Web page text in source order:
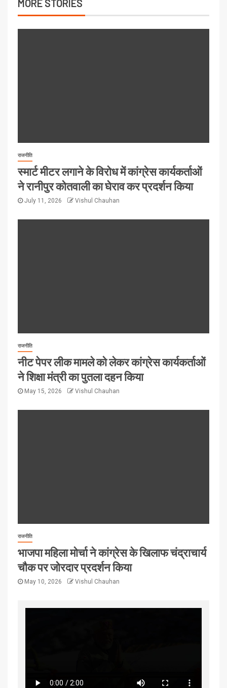
MORE STORIES
राजनीति
स्मार्ट मीटर लगाने के विरोध में कांग्रेस कार्यकर्ताओं
ने रानीपुर कोतवाली का घेराव कर प्रदर्शन किया
July 11, 2026 Vishul Chauhan
राजनीति
नीट पेपर लीक मामले को लेकर कांग्रेस कार्यकर्ताओं
ने शिक्षा मंत्री का पुतला दहन किया
May 15, 2026 Vishul Chauhan
राजनीति
भाजपा महिला मोर्चा ने कांग्रेस के खिलाफ चंद्राचार्य
चौक पर जोरदार प्रदर्शन किया
May 10, 2026 Vishul Chauhan